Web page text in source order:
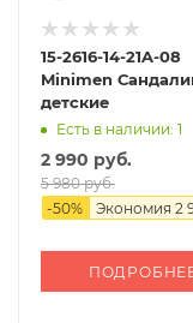
15-2616-14-21A-08
Minimen
детские
Есть в наличии: 1
2 990 руб.
5 980 руб.
-50% Экономия 2